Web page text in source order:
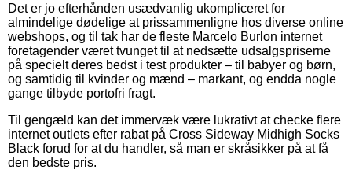
Det er jo efterhånden usædvanlig ukompliceret for
almindelige dødelige at prissammenligne hos diverse online
webshops, og til tak har de fleste Marcelo Burlon internet
foretagender været tvunget til at nedsætte udsalgspriserne
på specielt deres bedst i test produkter – til babyer og børn,
og samtidig til kvinder og mænd – markant, og endda nogle
gange tilbyde portofri fragt.
Til gengæld kan det immervæk være lukrativt at checke flere
internet outlets efter rabat på Cross Sideway Midhigh Socks
Black forud for at du handler, så man er skråsikker på at få
den bedste pris.